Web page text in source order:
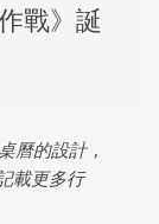
戰》誕
曆的設計，
載更多行